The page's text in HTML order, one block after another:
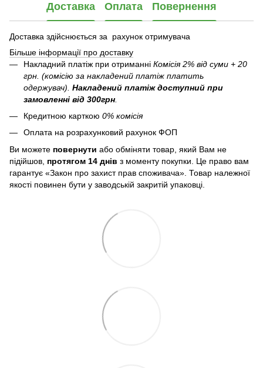
Доставка Оплата Повернення
Доставка здійснюється за рахунок отримувача
Більше інформації про доставку
Накладний платіж при отриманні Комісія 2% від суми + 20
грн. (комісію за накладений платіж платить
одержувач). Накладений платіж доступний при
замовленні від 300грн
Кредитною карткою 0% комісія
Оплата на розрахунковий рахунок ФОП
Ви можете повернути або обміняти товар, який Вам не
підійшов, протягом 14 днів з моменту покупки. Це право вам
гарантує «Закон про захист прав споживача». Товар належної
якості повинен бути у заводській закритій упаковці.